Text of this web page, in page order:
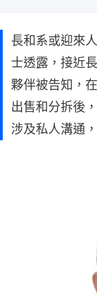
長和系或迎來
士透露，接近
夥伴被告知，
出售和分拆後
涉及私人溝通